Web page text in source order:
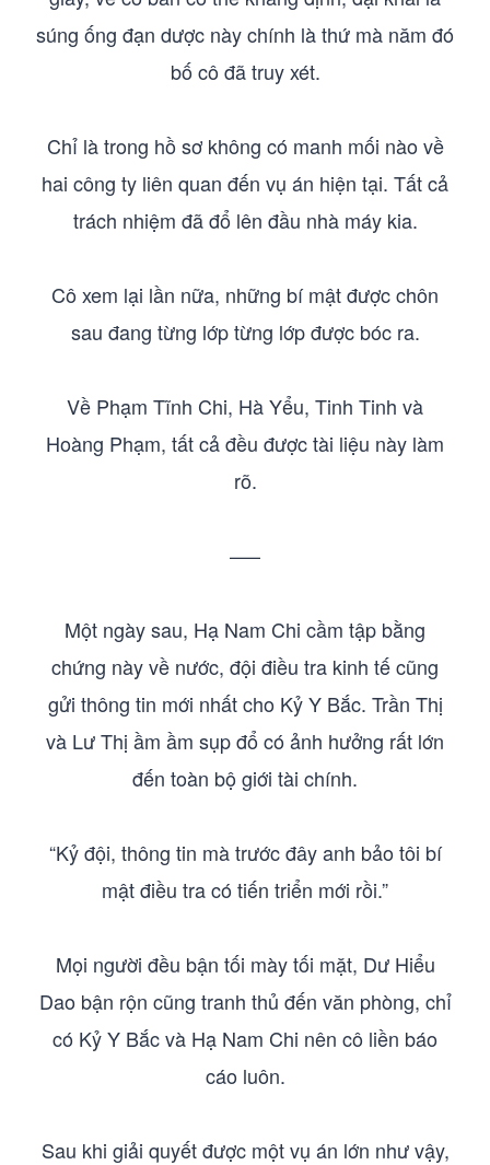
súng ống đạn dược này chính là thứ mà năm đó
bố cô đã truy xét.
Chỉ là trong hồ sơ không có manh mối nào về
hai công ty liên quan đến vụ án hiện tại. Tất cả
trách nhiệm đã đổ lên đầu nhà máy kia.
Cô xem lại lần nữa, những bí mật được chôn
sau đang từng lớp từng lớp được bóc ra.
Về Phạm Tĩnh Chi, Hà Yểu, Tinh Tinh và
Hoàng Phạm, tất cả đều được tài liệu này làm
rõ.
—–
Một ngày sau, Hạ Nam Chi cầm tập bằng
chứng này về nước, đội điều tra kinh tế cũng
gửi thông tin mới nhất cho Kỷ Y Bắc. Trần Thị
và Lư Thị ầm ầm sụp đổ có ảnh hưởng rất lớn
đến toàn bộ giới tài chính.
“Kỷ đội, thông tin mà trước đây anh bảo tôi bí
mật điều tra có tiến triển mới rồi.”
Mọi người đều bận tối mày tối mặt, Dư Hiểu
Dao bận rộn cũng tranh thủ đến văn phòng, chỉ
có Kỷ Y Bắc và Hạ Nam Chi nên cô liền báo
cáo luôn.
Sau khi giải quyết được một vụ án lớn như vậy,